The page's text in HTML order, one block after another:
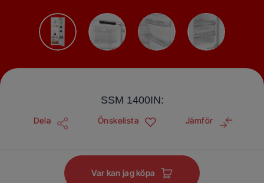
SSM 1400IN:
Dela Önskelista Jämför
Var kan jag köpa